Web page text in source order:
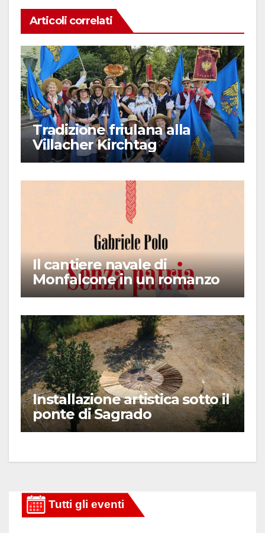
Articoli correlati
Tradizione friulana alla
Villacher Kirchtag
Il cantiere navale di
Monfalcone in un romanzo
Installazione artistica sotto il
ponte di Sagrado